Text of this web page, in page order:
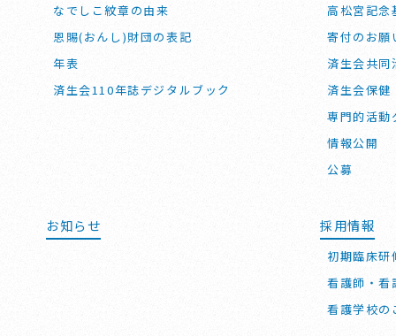
なでしこ紋章の由来
恩賜(おんし)財団の表記
年表
済生会110年誌デジタルブック
高松宮記念
寄付のお願
済生会共
済生会保
専門的活動
情報公開
公募
お知らせ 採用情報
初期臨床
看護師・
看護学校